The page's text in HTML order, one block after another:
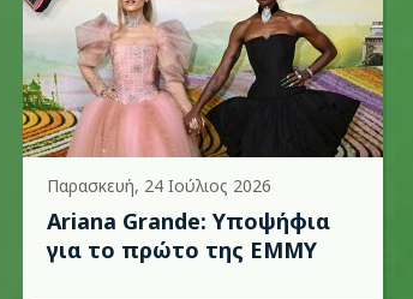
Παρασκευή, 24 Ιούλιος 2026
Ariana Grande: Υποψήφια
για το πρώτο της EMMY